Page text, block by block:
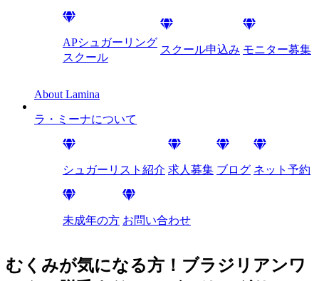
APシュガーリング
スクール
スクール申込み モニター募集
About Lamina
ラ・ミーナについて
シュガーリスト紹介 求人募集 ブログ ネット予約
未成年の方 お問い合わせ
むくみが気になる方！ブラジリアンワ